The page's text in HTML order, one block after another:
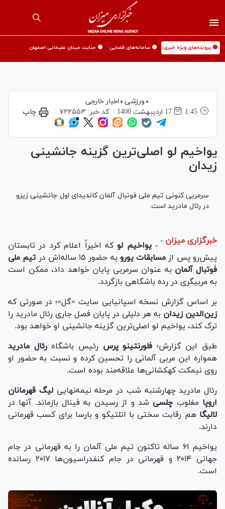
🟡 پرونده‌های ویژه خبری 🟡 سامانه‌های قضایی 🟡 جنایت میدان علیخانی اصفهان
ورزشی
اخبار خارجی
1:45
17 ارديبهشت 1400 کد خبر: ۷۲۲۵۵۳ چاپ
یواخیم لو اصلی‌ترین گزینه جانشینی
زیدان
سرمربی کنونی تیم ملی فوتبال آلمان کاندیدای اول جانشینی زیزو
در رئال مادرید است.
خبرگزاری میزان -
- یواخیم لوکه اخیراً اعلام کرد در تابستان
پیش‌رو پس از مسابقات یورو به حضور ۱۵ ساله‌اش در
تیم ملی
فوتبال آلمان به عنوان سرمربی پایان خواهد داد، ممکن است
به مربیگری در رده باشگاهی بازگردد.
بر اساس گزارش نسخه اسپانیایی سایت «گل»؛ در صورتی که
زین‌الدین زیدان به هر دلیلی در پایان فصل جاری رئال مادرید را
ترک کند، یواخیم لو اصلی‌ترین گزینه جانشینی او خواهد بود.
طبق این گزارش؛ فلورنتینو پرس رئیس باشگاهرئال مادرید
همواره این مربی آلمانی را تحسین کرده و نسبت به حضور او
روی نیمکت کهکشانی‌ها علاقه‌مند بوده است.
رئال مادرید چهارشنبه شب در مرحله نیمه‌نهاییلیگ قهرمانان
اروپا مغلوب چلسی شد و از رسیدن به فینال بازماند. آنها در
لالیگا هم رقابت سختی با اتلتیکو و بارسا برای کسب قهرمانی
دارند.
یواخیم ۶۱ ساله تاکنون تیم ملی آلمان را به قهرمانی در جام
جهانی ۲۰۱۴ و قهرمانی در جام کنفدراسیون‌ها ۲۰۱۷ رسانده
است.